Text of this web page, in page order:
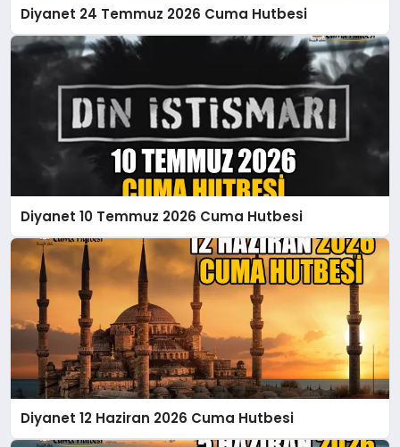
Diyanet 24 Temmuz 2026 Cuma Hutbesi
Diyanet 10 Temmuz 2026 Cuma Hutbesi
Diyanet 12 Haziran 2026 Cuma Hutbesi